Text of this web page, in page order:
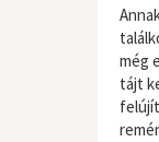
még
tájt